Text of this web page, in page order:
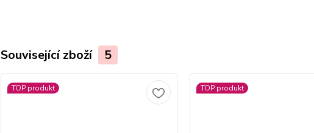
Související zboží 5
TOP produkt TOP produkt